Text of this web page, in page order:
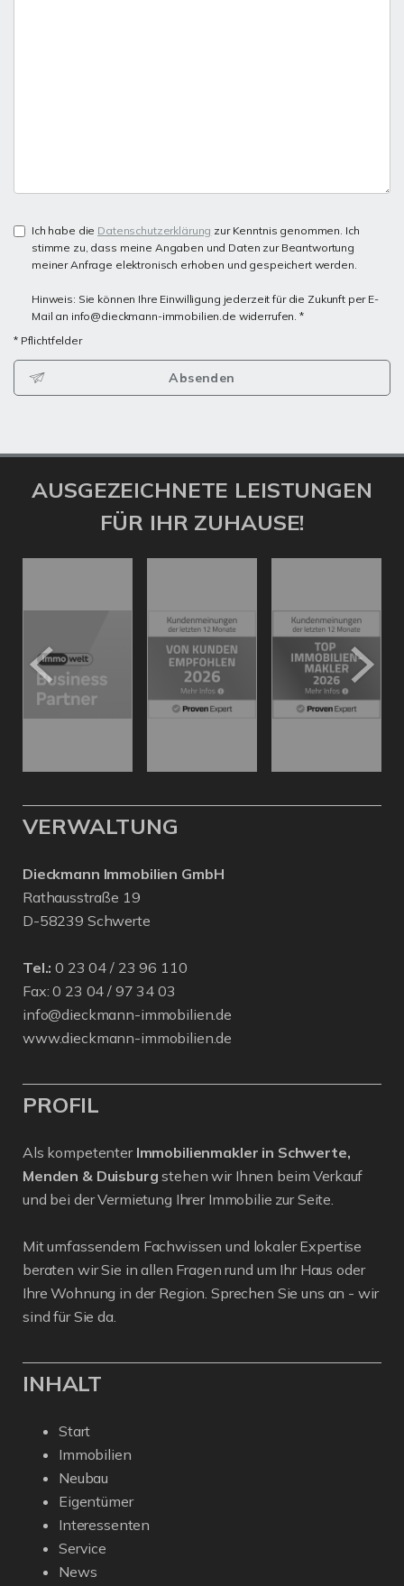
Ich habe die Datenschutzerklärung zur Kenntnis genommen. Ich
stimme zu, dass meine Angaben und Daten zur Beantwortung
meiner Anfrage elektronisch erhoben und gespeichert werden.
Hinweis: Sie können Ihre Einwilligung jederzeit für die Zukunft per E-
Mail an info@dieckmann-immobilien.de widerrufen. *
* Pflichtfelder
Absenden
AUSGEZEICHNETE LEISTUNGEN
FÜR IHR ZUHAUSE!
VERWALTUNG
Dieckmann Immobilien GmbH
Rathausstraße 19
D-58239 Schwerte
Tel.: 0 23 04 / 23 96 110
Fax: 0 23 04 / 97 34 03
info@dieckmann-immobilien.de
www.dieckmann-immobilien.de
PROFIL
Als kompetenter Immobilienmakler in Schwerte,
Menden & Duisburg stehen wir Ihnen beim Verkauf
und bei der Vermietung Ihrer Immobilie zur Seite.
Mit umfassendem Fachwissen und lokaler Expertise
beraten wir Sie in allen Fragen rund um Ihr Haus oder
Ihre Wohnung in der Region. Sprechen Sie uns an - wir
sind für Sie da.
INHALT
Start
Immobilien
Neubau
Eigentümer
Interessenten
Service
News